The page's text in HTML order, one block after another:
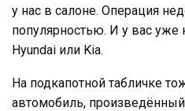
у нас в салоне. Операция
популярностью. И у вас
Hyundai или Kia.
На подкапотной табличке
автомобиль, произведённый